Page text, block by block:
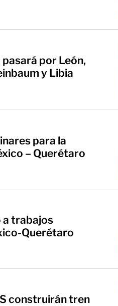
por León,
y Libia
para la
– Querétaro
a trabajos
Querétaro
construirán tren